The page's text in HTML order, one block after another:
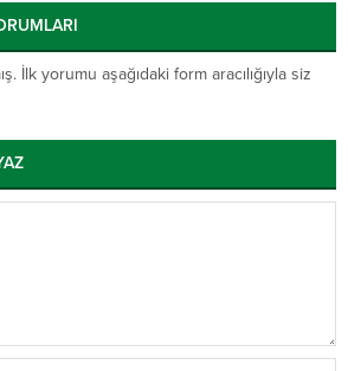
İlk yorumu aşağıdaki form aracılığıyla siz